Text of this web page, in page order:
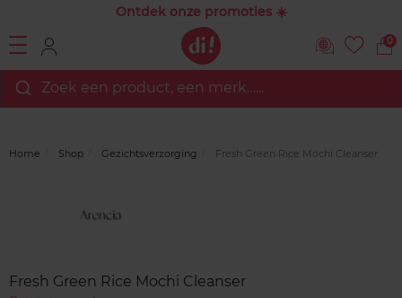
Ontdek onze promoties ☀️
0
Zoek een product, een merk…...
Home Shop Gezichtsverzorging Fresh Green Rice Mochi Cleanser
Fresh Green Rice Mochi Cleanser